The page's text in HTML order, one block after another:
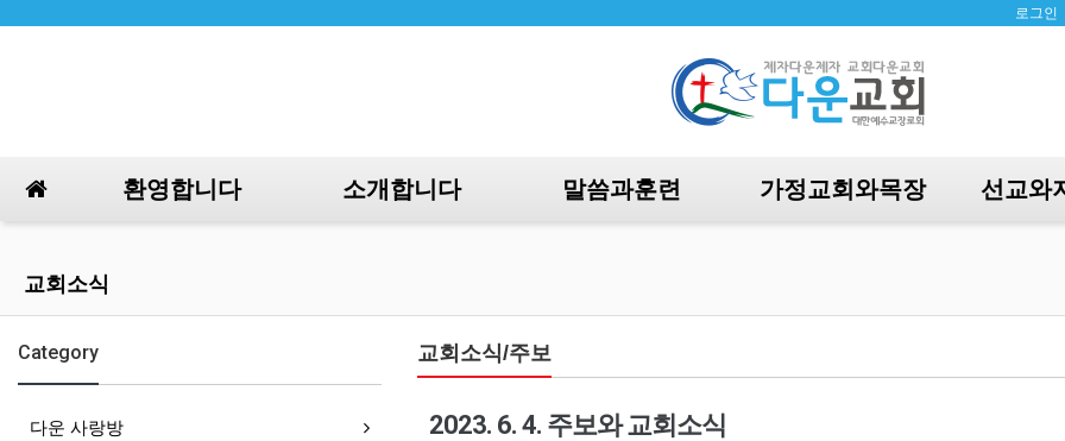
로그인
환영합니다 소개합니다 말씀과훈련 가정교회와목장 선교와
교회소식
교회소식/주보
2023. 6. 4. 주보와 교회소식
Category
다운 사랑방